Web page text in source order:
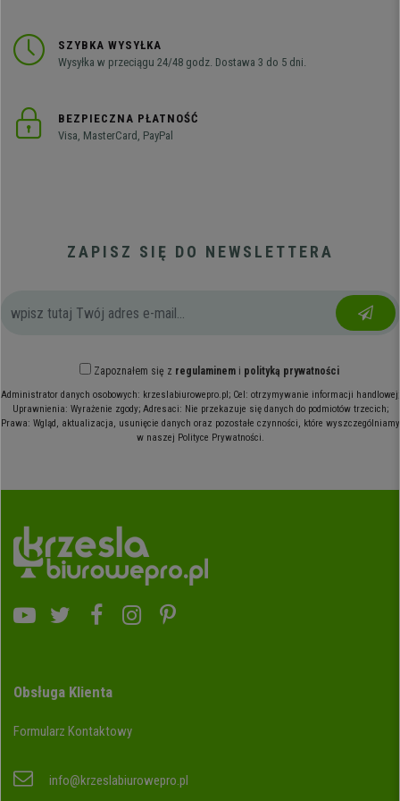
SZYBKA WYSYŁKA
Wysyłka w przeciągu 24/48 godz. Dostawa 3 do 5 dni.
BEZPIECZNA PŁATNOŚĆ
Visa, MasterCard, PayPal
ZAPISZ SIĘ DO NEWSLETTERA
Zapoznałem się z regulaminemi polityką prywatności
Administrator danych osobowych: krzeslabiurowepro.pl; Cel: otrzymywanie informacji handlowej;
Uprawnienia: Wyrażenie zgody; Adresaci: Nie przekazuje się danych do podmiotów trzecich;
Prawa: Wgląd, aktualizacja, usunięcie danych oraz pozostałe czynności, które wyszczególniamy
w naszej Polityce Prywatności.
Obsługa Klienta
Formularz Kontaktowy
info@krzeslabiurowepro.pl